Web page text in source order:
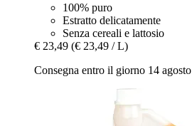
100% puro
Estratto delicatamente
Senza cereali e lattosio
€ 23,49 (€ 23,49 / L)
Consegna entro il giorno 14 agosto